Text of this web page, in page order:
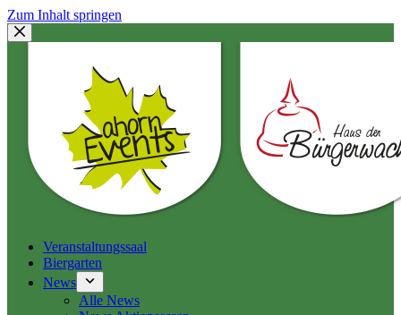
Zum Inhalt springen
Veranstaltungssaal
Biergarten
News
Alle News